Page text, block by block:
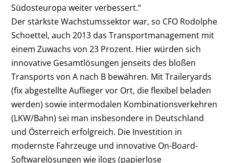
Südosteuropa weiter verbessert.“
Der stärkste Wachstumssektor war, so CFO Rodolphe
Schoettel, auch 2013 das Transportmanagement mit
einem Zuwachs von 23 Prozent. Hier würden sich
innovative Gesamtlösungen jenseits des bloßen
Transports von A nach B bewähren. Mit Traileryards
(fix abgestellte Auflieger vor Ort, die flexibel beladen
werden) sowie intermodalen Kombinationsverkehren
(LKW/Bahn) sei man insbesondere in Deutschland
und Österreich erfolgreich. Die Investition in
modernste Fahrzeuge und innovative On-Board-
Softwarelösungen wie ilogs (papierlose